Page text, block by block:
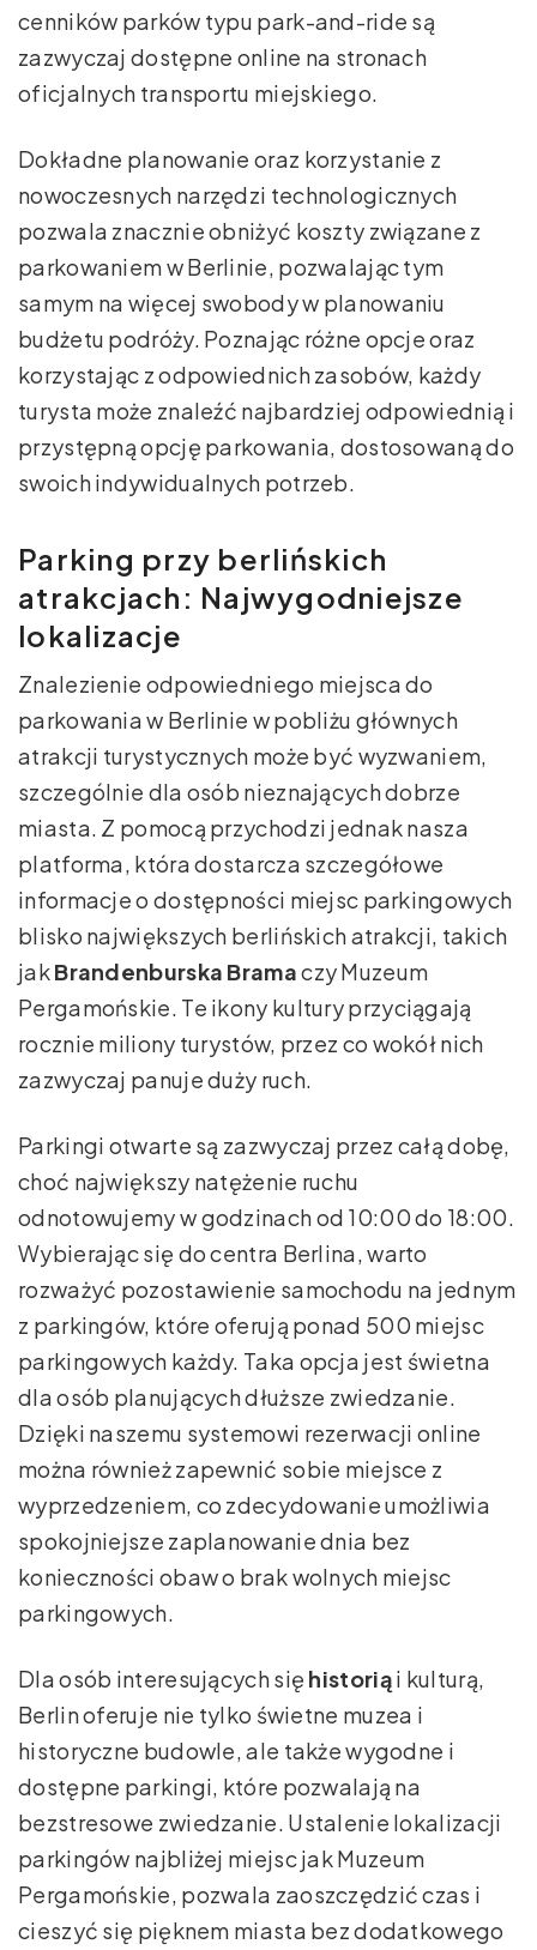
cenników parków typu park-and-ride są
zazwyczaj dostępne online na stronach
oficjalnych transportu miejskiego.
Dokładne planowanie oraz korzystanie z
nowoczesnych narzędzi technologicznych
pozwala znacznie obniżyć koszty związane z
parkowaniem w Berlinie, pozwalając tym
samym na więcej swobody w planowaniu
budżetu podróży. Poznając różne opcje oraz
korzystając z odpowiednich zasobów, każdy
turysta może znaleźć najbardziej odpowiednią i
przystępną opcję parkowania, dostosowaną do
swoich indywidualnych potrzeb.
Parking przy berlińskich
atrakcjach: Najwygodniejsze
lokalizacje
Znalezienie odpowiedniego miejsca do
parkowania w Berlinie w pobliżu głównych
atrakcji turystycznych może być wyzwaniem,
szczególnie dla osób nieznających dobrze
miasta. Z pomocą przychodzi jednak nasza
platforma, która dostarcza szczegółowe
informacje o dostępności miejsc parkingowych
blisko największych berlińskich atrakcji, takich
jakBrandenburska Bramaczy Muzeum
Pergamońskie. Te ikony kultury przyciągają
rocznie miliony turystów, przez co wokół nich
zazwyczaj panuje duży ruch.
Parkingi otwarte są zazwyczaj przez całą dobę,
choć największy natężenie ruchu
odnotowujemy w godzinach od 10:00 do 18:00.
Wybierając się do centra Berlina, warto
rozważyć pozostawienie samochodu na jednym
z parkingów, które oferują ponad 500 miejsc
parkingowych każdy. Taka opcja jest świetna
dla osób planujących dłuższe zwiedzanie.
Dzięki naszemu systemowi rezerwacji online
można również zapewnić sobie miejsce z
wyprzedzeniem, co zdecydowanie umożliwia
spokojniejsze zaplanowanie dnia bez
konieczności obaw o brak wolnych miejsc
parkingowych.
Dla osób interesujących się historiąi kulturą,
Berlin oferuje nie tylko świetne muzea i
historyczne budowle, ale także wygodne i
dostępne parkingi, które pozwalają na
bezstresowe zwiedzanie. Ustalenie lokalizacji
parkingów najbliżej miejsc jak Muzeum
Pergamońskie, pozwala zaoszczędzić czas i
cieszyć się pięknem miasta bez dodatkowego